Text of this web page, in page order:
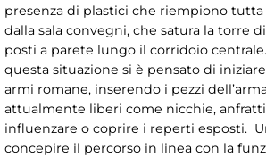
presenza di plastici che riempiono tutta
dalla sala convegni, che satura la torre
posti a parete lungo il corridoio
questa situazione si è pensato di
armi romane, inserendo i pezzi
attualmente liberi come nicchie,
influenzare o coprire i reperti esposti.
concepire il percorso in linea con la